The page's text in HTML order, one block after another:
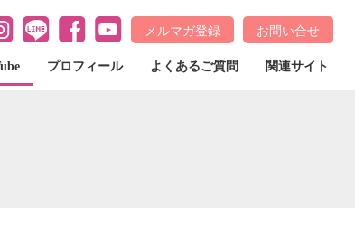
メルマガ登録 お問い合せ
プロフィール よくあるご質問 関連サイト